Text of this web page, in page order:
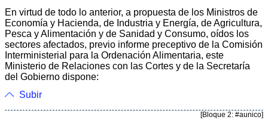
En virtud de todo lo anterior, a propuesta de los Ministros de
Economía y Hacienda, de Industria y Energía, de Agricultura,
Pesca y Alimentación y de Sanidad y Consumo, oídos los
sectores afectados, previo informe preceptivo de la Comisión
Interministerial para la Ordenación Alimentaria, este
Ministerio de Relaciones con las Cortes y de la Secretaría
del Gobierno dispone:
Subir
[Bloque 2: #aunico]